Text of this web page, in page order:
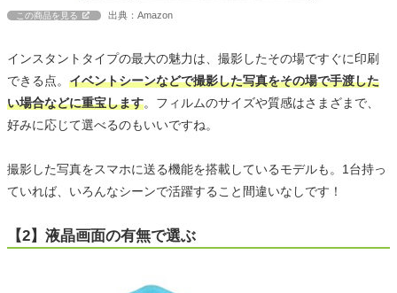
この商品を見る 出典：Amazon
インスタントタイプの最大の魅力は、撮影したその場ですぐに印刷
できる点。 イベントシーンなどで撮影した写真をその場で手渡した
い場合などに重宝します。フィルムのサイズや質感はさまざまで、
好みに応じて選べるのもいいですね。
撮影した写真をスマホに送る機能を搭載しているモデルも。1台持っ
ていれば、いろんなシーンで活躍すること間違いなしです！
【2】液晶画面の有無で選ぶ